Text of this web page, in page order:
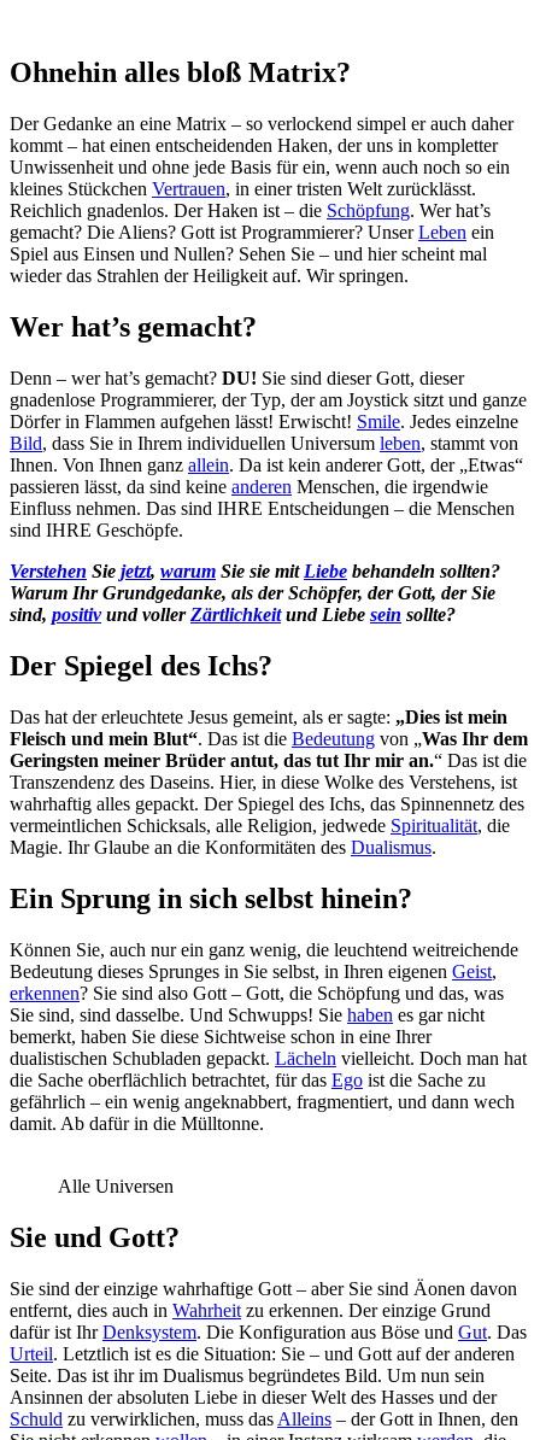
Ohnehin alles bloß Matrix?
Der Gedanke an eine Matrix – so verlockend simpel er auch daher
kommt – hat einen entscheidenden Haken, der uns in kompletter
Unwissenheit und ohne jede Basis für ein, wenn auch noch so ein
kleines Stückchen Vertrauen, in einer tristen Welt zurücklässt.
Reichlich gnadenlos. Der Haken ist – die Schöpfung. Wer hat’s
gemacht? Die Aliens? Gott ist Programmierer? UnserLeben ein
Spiel aus Einsen und Nullen? Sehen Sie – und hier scheint mal
wieder das Strahlen der Heiligkeit auf. Wir springen.
Wer hat’s gemacht?
Denn – wer hat’s gemacht? DU! Sie sind dieser Gott, dieser
gnadenlose Programmierer, der Typ, der am Joystick sitzt und ganze
Dörfer in Flammen aufgehen lässt! Erwischt! Smile. Jedes einzelne
Bild, dass Sie in Ihrem individuellen Universum leben, stammt von
Ihnen. Von Ihnen ganz allein. Da ist kein anderer Gott, der „Etwas“
passieren lässt, da sind keine anderen Menschen, die irgendwie
Einfluss nehmen. Das sind IHRE Entscheidungen – die Menschen
sind IHRE Geschöpfe.
Verstehen Sie jetzt, warum Sie sie mit Liebe behandeln sollten?
Warum Ihr Grundgedanke, als der Schöpfer, der Gott, der Sie
sind, positivund vollerZärtlichkeitund Liebe sein sollte?
Der Spiegel des Ichs?
Das hat der erleuchtete Jesus gemeint, als er sagte: „Dies ist mein
Fleisch und mein Blut“. Das ist die Bedeutung von „Was Ihr dem
Geringsten meiner Brüder antut, das tut Ihr mir an.“ Das ist die
Transzendenz des Daseins. Hier, in diese Wolke des Verstehens, ist
wahrhaftig alles gepackt. Der Spiegel des Ichs, das Spinnennetz des
vermeintlichen Schicksals, alle Religion, jedwede Spiritualität, die
Magie. Ihr Glaube an die Konformitäten des Dualismus.
Ein Sprung in sich selbst hinein?
Können Sie, auch nur ein ganz wenig, die leuchtend weitreichende
Bedeutung dieses Sprunges in Sie selbst, in Ihren eigenen Geist,
erkennen? Sie sind also Gott – Gott, die Schöpfung und das, was
Sie sind, sind dasselbe. Und Schwupps! Sie haben es gar nicht
bemerkt, haben Sie diese Sichtweise schon in eine Ihrer
dualistischen Schubladen gepackt. Lächeln vielleicht. Doch man hat
die Sache oberflächlich betrachtet, für das Ego ist die Sache zu
gefährlich – ein wenig angeknabbert, fragmentiert, und dann wech
damit. Ab dafür in die Mülltonne.
Alle Universen
Sie und Gott?
Sie sind der einzige wahrhaftige Gott – aber Sie sind Äonen davon
entfernt, dies auch in Wahrheit zu erkennen. Der einzige Grund
dafür ist IhrDenksystem. Die Konfiguration aus Böse und Gut. Das
Urteil. Letztlich ist es die Situation: Sie – und Gott auf der anderen
Seite. Das ist ihr im Dualismus begründetes Bild. Um nun sein
Ansinnen der absoluten Liebe in dieser Welt des Hasses und der
Schuld zu verwirklichen, muss das Alleins – der Gott in Ihnen, den